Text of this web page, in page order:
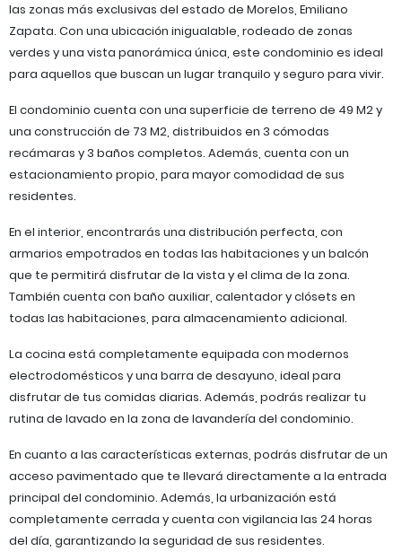
las zonas más exclusivas del estado de Morelos, Emiliano
Zapata. Con una ubicación inigualable, rodeado de zonas
verdes y una vista panorámica única, este condominio es ideal
para aquellos que buscan un lugar tranquilo y seguro para vivir.
El condominio cuenta con una superficie de terreno de 49 M2 y
una construcción de 73 M2, distribuidos en 3 cómodas
recámaras y 3 baños completos. Además, cuenta con un
estacionamiento propio, para mayor comodidad de sus
residentes.
En el interior, encontrarás una distribución perfecta, con
armarios empotrados en todas las habitaciones y un balcón
que te permitirá disfrutar de la vista y el clima de la zona.
También cuenta con baño auxiliar, calentador y clósets en
todas las habitaciones, para almacenamiento adicional.
La cocina está completamente equipada con modernos
electrodomésticos y una barra de desayuno, ideal para
disfrutar de tus comidas diarias. Además, podrás realizar tu
rutina de lavado en la zona de lavandería del condominio.
En cuanto a las características externas, podrás disfrutar de un
acceso pavimentado que te llevará directamente a la entrada
principal del condominio. Además, la urbanización está
completamente cerrada y cuenta con vigilancia las 24 horas
del día, garantizando la seguridad de sus residentes.